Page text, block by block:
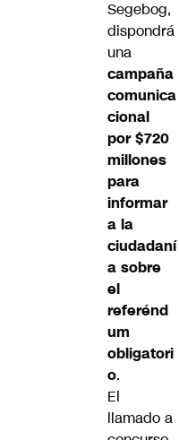
Segebog,
dispondrá
una
campaña
comunica
cional
por $720
millones
para
informar
a la
ciudadaní
a sobre
el
referénd
um
obligatori
o.
El
llamado a